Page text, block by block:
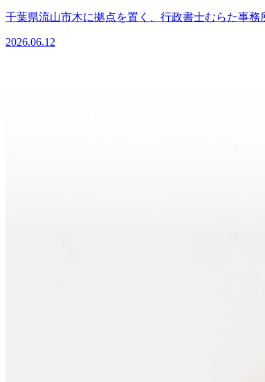
千葉県流山市木に拠点を置く、行政書士むらた事
2026.06.12